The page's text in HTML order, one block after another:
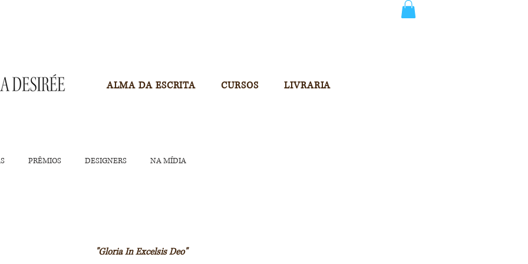
ALMA DA ESCRITA CURSOS LIVRARIA
PRÊMIOS DESIGNERS NA MÍDIA
"Gloria In Excelsis Deo"